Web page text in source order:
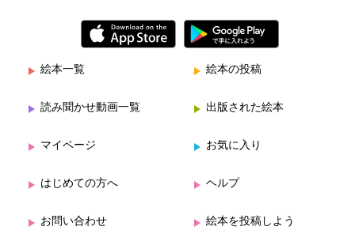
絵本一覧 絵本の投稿
読み聞かせ動画一覧 出版された絵本
マイページ お気に入り
はじめての方へ ヘルプ
お問い合わせ 絵本を投稿しよう